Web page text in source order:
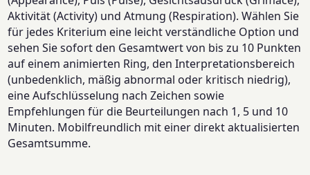
Aktivität (Activity) und Atmung (Respiration). Wählen Sie
für jedes Kriterium eine leicht verständliche Option und
sehen Sie sofort den Gesamtwert von bis zu 10 Punkten
auf einem animierten Ring, den Interpretationsbereich
(unbedenklich, mäßig abnormal oder kritisch niedrig),
eine Aufschlüsselung nach Zeichen sowie
Empfehlungen für die Beurteilungen nach 1, 5 und 10
Minuten. Mobilfreundlich mit einer direkt aktualisierten
Gesamtsumme.